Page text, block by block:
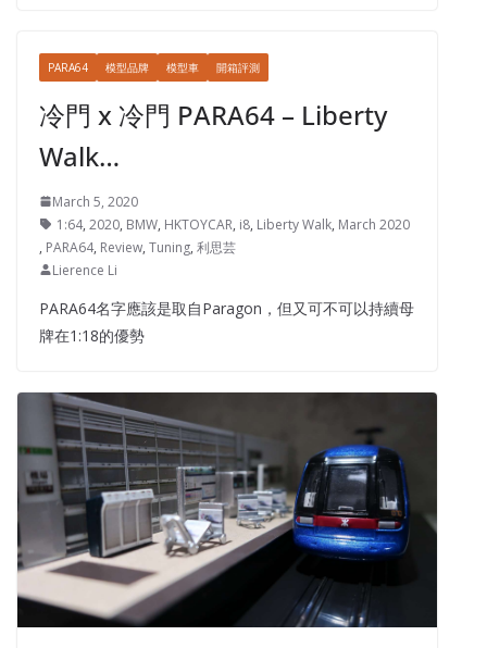
PARA64 模型品牌 模型車 開箱評測
冷門 x 冷門 PARA64 – Liberty
Walk…
March 5, 2020
1:64, 2020, BMW, HKTOYCAR, i8, Liberty Walk, March 2020
, PARA64, Review, Tuning, 利思芸
Lierence Li
PARA64名字應該是取自Paragon，但又可不可以持續母
牌在1:18的優勢